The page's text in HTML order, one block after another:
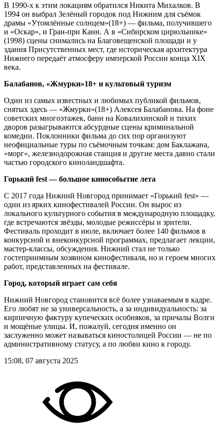
В 1990‑х к этим локациям обратился Никита Михалков. В
1994 он выбрал Зелёный городок под Нижним для съёмок
драмы «Утомлённые солнцем»(18+) — фильма, получившего
и «Оскар», и Гран-при Канн. А в «Сибирском цирюльнике»
(1998) сцены снимались на Благовещенской площади и у
здания Присутственных мест, где историческая архитектура
Нижнего передаёт атмосферу имперской России конца XIX
века.
Балабанов, «Жмурки»18+ и культовый туризм
Один из самых известных и любимых публикой фильмов,
снятых здесь — «Жмурки»(18+) Алексея Балабанова. На фоне
советских многоэтажек, бани на Ковалихинской и тихих
дворов разыгрываются абсурдные сцены криминальной
комедии. Поклонники фильма до сих пор организуют
неофициальные туры по съёмочным точкам: дом Баклажана,
«морг», железнодорожная станция и другие места давно стали
частью городского киноландшафта.
Горький fest — большое кинособытие лета
С 2017 года Нижний Новгород принимает «Горький fest» —
один из ярких кинофестивалей России. Он вырос из
локального культурного события в международную площадку,
где встречаются звёзды, молодые режиссёры и зрители.
Фестиваль проходит в июле, включает более 140 фильмов в
конкурсной и внеконкурсной программах, предлагает лекции,
мастер-классы, обсуждения. Нижний стал не только
гостеприимным хозяином кинофестиваля, но и героем многих
работ, представленных на фестивале.
Город, который играет сам себя
Нижний Новгород становится всё более узнаваемым в кадре.
Его любят не за универсальность, а за индивидуальность: за
кирпичную фактуру купеческих особняков, за причалы Волги
и мощёные улицы. И, пожалуй, сегодня именно он
заслуженно может называться киностолицей России — не по
административному статусу, а по любви кино к городу.
15:08, 07 августа 2025